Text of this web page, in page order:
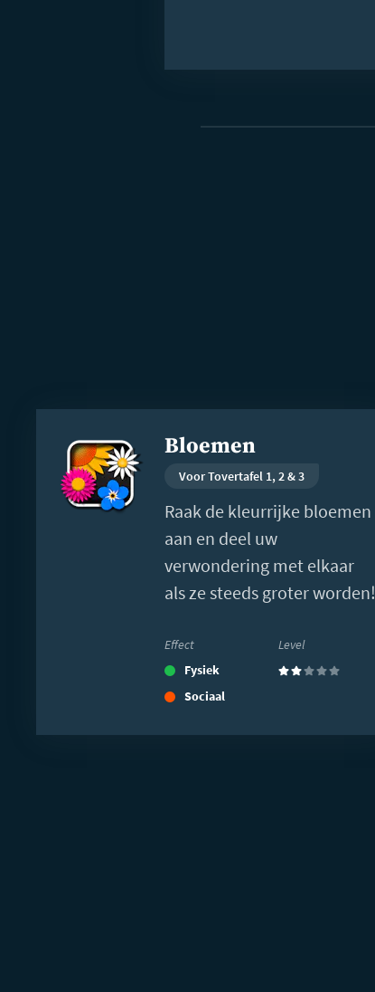
Bloemen
Voor Tovertafel 1, 2 & 3
Raak de kleurrijke bloemen
aan en deel uw
verwondering met elkaar
als ze steeds groter worden!
Effect
Fysiek
Sociaal
Level
(2)
meer